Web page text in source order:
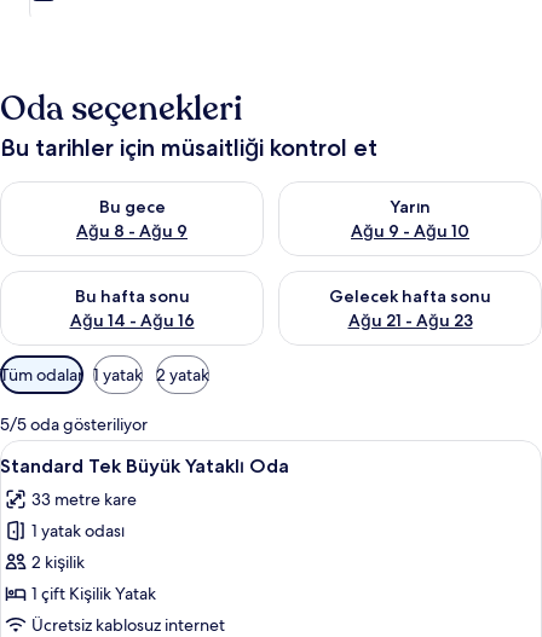
Oda seçenekleri
Bu tarihler için müsaitliği kontrol et
Bu gece
Ağu 8 - Ağu 9
Bu gece için müsaitliği kontrol et Ağu 8 - Ağu 9
Yarın
Ağu 9 - Ağu 10
Yarın için müsaitliği kontrol
Bu hafta sonu
Ağu 14 - Ağu 16
Bu hafta sonu için müsaitliği kontrol et Ağu 14 - Ağu 16
Gelecek hafta sonu
Ağu 21 - Ağu 23
Önümüzdeki hafta sonu için
Odalar
için
mevcut
filtreler
Tüm odalar 1 yatak 2 yatak
5/5 oda gösteriliyor
Standard
Tek
Büyük
Yataklı
Oda
için
tüm
Kuştüyü yorgan, ücretsiz minibar,
7
Standard Tek Büyük Yataklı Oda
33 metre kare
1 yatak odası
2 kişilik
1 çift Kişilik Yatak
Ücretsiz kablosuz internet